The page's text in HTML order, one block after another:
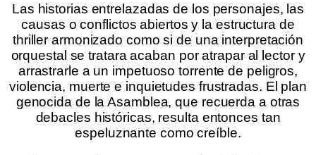
Las historias entrelazadas de los personajes, las
causas o conflictos abiertos y la estructura de
thriller armonizado como si de una interpretación
orquestal se tratara acaban por atrapar al lector y
arrastrarle a un impetuoso torrente de peligros,
violencia, muerte e inquietudes frustradas. El plan
genocida de la Asamblea, que recuerda a otras
debacles históricas, resulta entonces tan
espeluznante como creíble.